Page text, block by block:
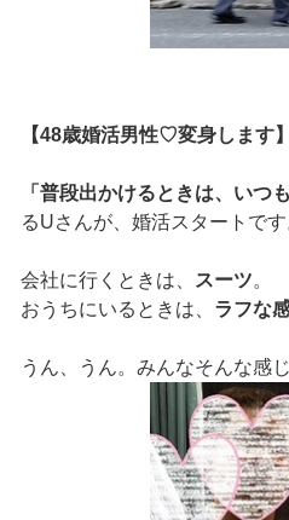
【48歳婚活男性♡変身します】
「普段出かけるときは、いつ
るUさんが、婚活スタートです
会社に行くときは、 スーツ。
おうちにいるときは、 ラフな
うん、うん。みんなそんな感